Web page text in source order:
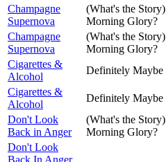
Champagne
Supernova
(What's the Story)
Morning Glory?
Champagne
Supernova
(What's the Story)
Morning Glory?
Cigarettes &
Alcohol
Definitely Maybe
Cigarettes &
Alcohol
Definitely Maybe
Don't Look
Back in Anger
(What's the Story)
Morning Glory?
Don't Look
Back In Anger